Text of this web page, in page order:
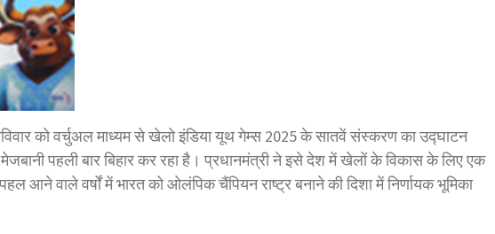
को वर्चुअल माध्यम से खेलो इंडिया यूथ गेम्स 2025 के सातवें संस्करण का उद्घाटन
पहली बार बिहार कर रहा है। प्रधानमंत्री ने इसे देश में खेलों के विकास के लिए एक
आने वाले वर्षों में भारत को ओलंपिक चैंपियन राष्ट्र बनाने की दिशा में निर्णायक भूमिका